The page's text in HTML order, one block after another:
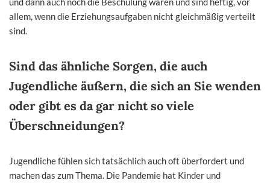
allem, wenn die Erziehungsaufgaben nicht gleichmäßig verteilt
sind.
Sind das ähnliche Sorgen, die auch
Jugendliche äußern, die sich an Sie wenden
oder gibt es da gar nicht so viele
Überschneidungen?
Jugendliche fühlen sich tatsächlich auch oft überfordert und
machen das zum Thema. Die Pandemie hat Kinder und